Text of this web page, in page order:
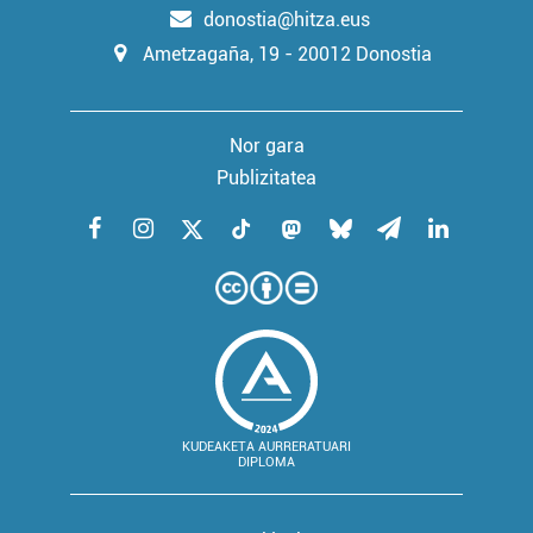
donostia@hitza.eus
Ametzagaña, 19 - 20012 Donostia
Nor gara
Publizitatea
KUDEAKETA AURRERATUARI
DIPLOMA